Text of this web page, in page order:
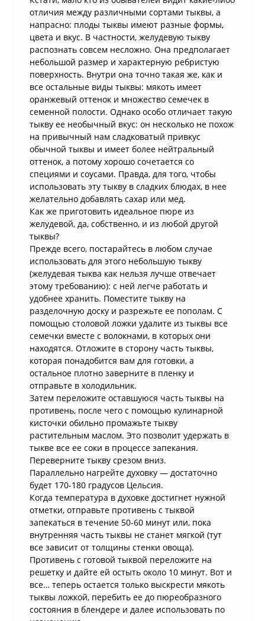
отличия между различными сортами тыквы, а
напрасно: плоды тыквы имеют разные формы,
цвета и вкус. В частности, желудевую тыкву
распознать совсем несложно. Она предполагает
небольшой размер и характерную ребристую
поверхность. Внутри она точно такая же, как и
все остальные виды тыквы: мякоть имеет
оранжевый оттенок и множество семечек в
семенной полости. Однако особо отличает такую
тыкву ее необычный вкус: он несколько не похож
на привычный нам сладковатый привкус
обычной тыквы и имеет более нейтральный
оттенок, а потому хорошо сочетается со
специями и соусами. Правда, для того, чтобы
использовать эту тыкву в сладких блюдах, в нее
желательно добавлять сахар или мед.
Как же приготовить идеальное пюре из
желудевой, да, собственно, и из любой другой
тыквы?
Прежде всего, постарайтесь в любом случае
использовать для этого небольшую тыкву
(желудевая тыква как нельзя лучше отвечает
этому требованию): с ней легче работать и
удобнее хранить. Поместите тыкву на
разделочную доску и разрежьте ее пополам. С
помощью столовой ложки удалите из тыквы все
семечки вместе с волокнами, в которых они
находятся. Отложите в сторону часть тыквы,
которая понадобится вам для готовки, а
остальное плотно заверните в пленку и
отправьте в холодильник.
Затем переложите оставшуюся часть тыквы на
противень, после чего с помощью кулинарной
кисточки обильно промажьте тыкву
растительным маслом. Это позволит удержать в
тыкве все ее соки в процессе запекания.
Переверните тыкву срезом вниз.
Параллельно нагрейте духовку — достаточно
будет 170-180 градусов Цельсия.
Когда температура в духовке достигнет нужной
отметки, отправьте противень с тыквой
запекаться в течение 50-60 минут или, пока
внутренняя часть тыквы не станет мягкой (тут
все зависит от толщины стенки овоща).
Противень с готовой тыквой переложите на
решетку и дайте ей остыть около 10 минут. Вот и
все… теперь остается только выскрести мякоть
тыквы ложкой, перебить ее до пюреобразного
состояния в блендере и далее использовать по